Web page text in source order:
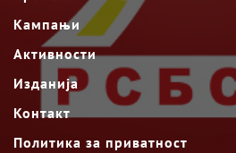
Кампањи
Активности
Изданија
Контакт
Политика за приватност